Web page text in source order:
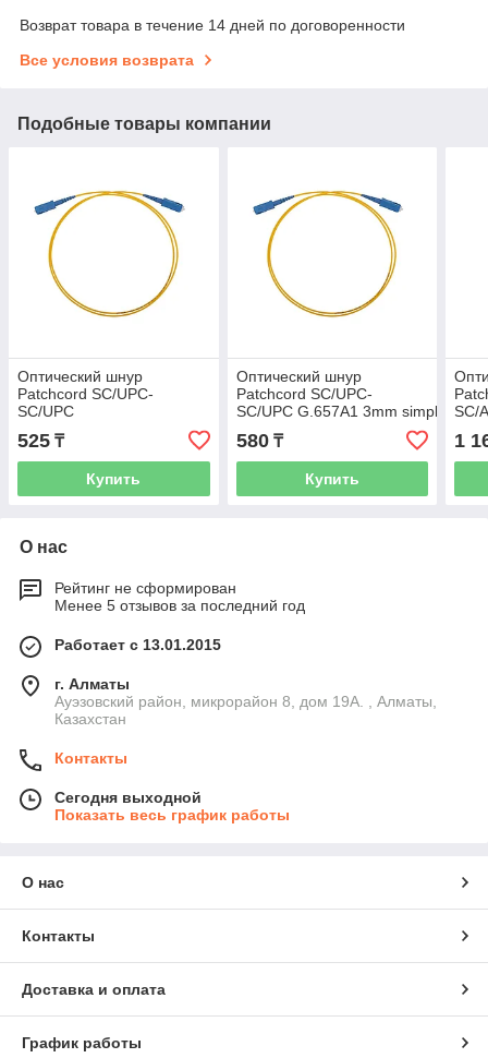
Возврат товара в течение 14 дней по договоренности
Все условия возврата
Подобные товары компании
Оптический шнур
Patchcord SC/UPC-
SC/UPC
G.657A1 3mm simplex LSZH - 2MSUS-
SUS-2m
525 ₸
Купить
Оптический шнур
Patchcord SC/UPC-
SC/UPC G.657A1 3mm simplex
580₸
Купить
SC/
1
О нас
Рейтинг не сформирован
Менее 5 отзывов за последний год
Работает с 13.01.2015
г. Алматы
Ауэзовский район, микрорайон 8, дом 19А. , Алматы,
Казахстан
Контакты
Сегодня выходной
Показать весь график работы
О нас
Контакты
Доставка и оплата
График работы